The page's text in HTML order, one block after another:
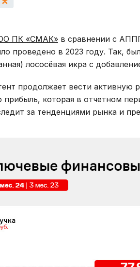
ПК «СМАК» в сравнении с
проведено в 2023 году. Так,
лососёвая икра с
продолжает вести активную
прибыль, которая в отчетном
за тенденциями рынка и